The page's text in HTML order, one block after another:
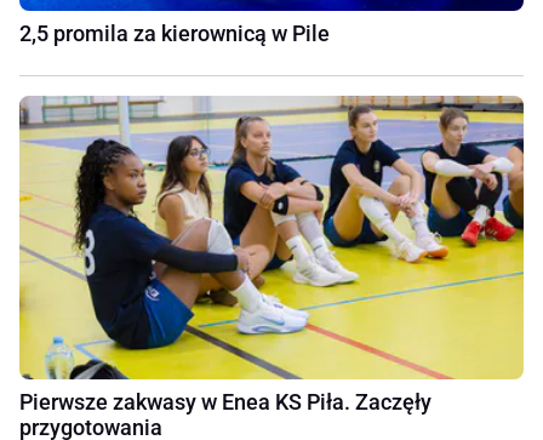
2,5 promila za kierownicą w Pile
Pierwsze zakwasy w Enea KS Piła. Zaczęły
przygotowania